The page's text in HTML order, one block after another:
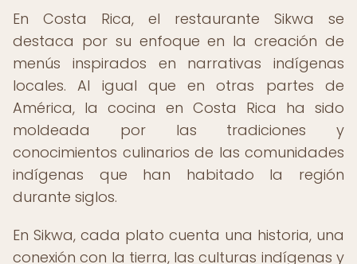
En Costa Rica, el restaurante Sikwa se
destaca por su enfoque en la creación de
menús inspirados en narrativas indígenas
locales. Al igual que en otras partes de
América, la cocina en Costa Rica ha sido
moldeada por las tradiciones y
conocimientos culinarios de las comunidades
indígenas que han habitado la región
durante siglos.
En Sikwa, cada plato cuenta una historia, una
conexión con la tierra, las culturas indígenas y